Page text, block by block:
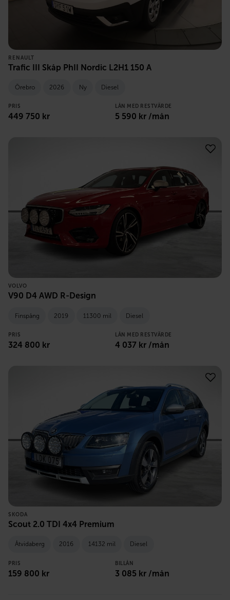
RENAULT
Trafic III Skåp PhII Nordic L2H1 150 A
Örebro 2026 Ny Diesel
PRIS
449 750 kr
LÅN MED RESTVÄRDE
5 590 kr /mån
VOLVO
V90 D4 AWD R-Design
Finspång 2019 11300 mil Diesel
PRIS
324 800 kr
LÅN MED RESTVÄRDE
4 037 kr /mån
SKODA
Scout 2.0 TDI 4x4 Premium
Åtvidaberg 2016 14132 mil Diesel
PRIS
159 800 kr
BILLÅN
3 085 kr /mån